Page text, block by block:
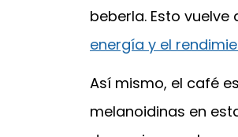
beberla. Esto
energía y el
Así mismo, el café
melanoidinas en